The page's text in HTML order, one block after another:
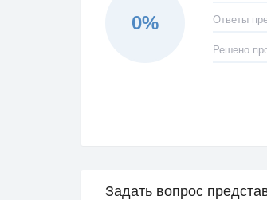
0% Ответы
Решено
Задать вопрос